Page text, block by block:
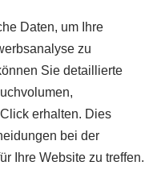
Daten, um Ihre
zu
Sie detaillierte
erhalten. Dies
bei der
Ihre Website zu treffen.